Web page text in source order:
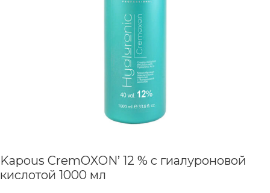
Kapous CremOXON’ 12 % с гиалуроновой
кислотой 1000 мл